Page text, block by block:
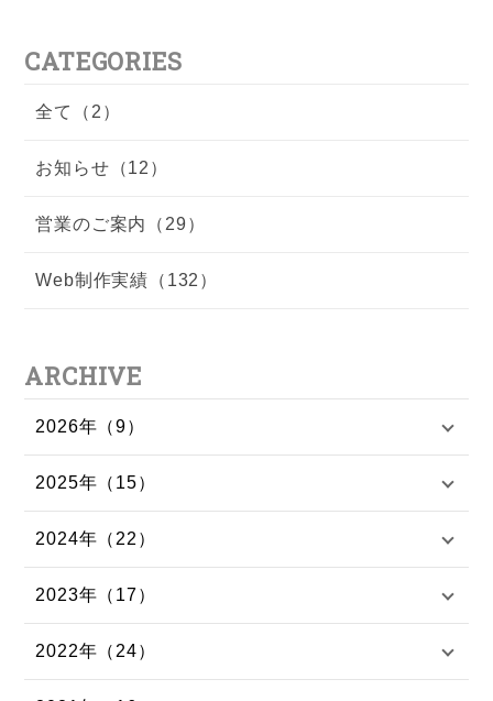
CATEGORIES
全て（2）
お知らせ（12）
営業のご案内（29）
Web制作実績（132）
ARCHIVE
2026年（9）
2025年（15）
2024年（22）
2023年（17）
2022年（24）